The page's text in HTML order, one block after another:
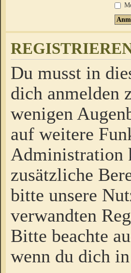
Du musst in
dich anmelden
wenigen
auf weitere
Administration
zusätzliche
bitte unsere
verwandten
Bitte beachte
wenn du dich